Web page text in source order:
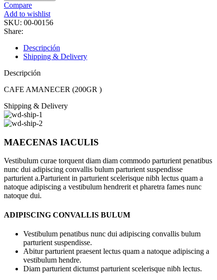
Compare
Add to wishlist
SKU: 00-00156
Share:
Descripción
Shipping & Delivery
Descripción
CAFE AMANECER (200GR )
Shipping & Delivery
MAECENAS IACULIS
Vestibulum curae torquent diam diam commodo parturient penatibus
nunc dui adipiscing convallis bulum parturient suspendisse
parturient a.Parturient in parturient scelerisque nibh lectus quam a
natoque adipiscing a vestibulum hendrerit et pharetra fames nunc
natoque dui.
ADIPISCING CONVALLIS BULUM
Vestibulum penatibus nunc dui adipiscing convallis bulum
parturient suspendisse.
Abitur parturient praesent lectus quam a natoque adipiscing a
vestibulum hendre.
Diam parturient dictumst parturient scelerisque nibh lectus.